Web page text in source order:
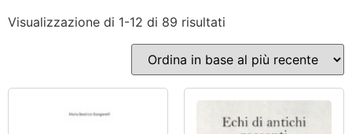
Visualizzazione di 1-12 di 89 risultati